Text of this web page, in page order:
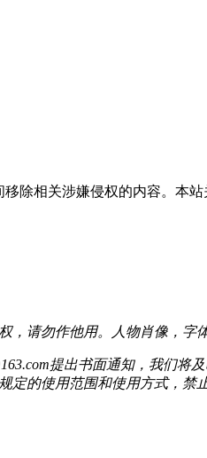
除相关涉嫌侵权的内容。本
请勿作他用。人物肖像，字
提出书面通知，我们将
的使用范围和使用方式，禁